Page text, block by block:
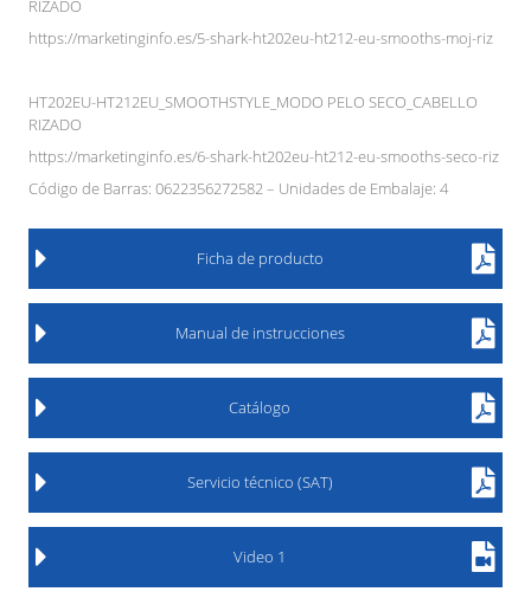
RIZADO
https://marketinginfo.es/5-shark-ht202eu-ht212-eu-smooths-moj-riz
HT202EU-HT212EU_SMOOTHSTYLE_MODO PELO SECO_CABELLO
RIZADO
https://marketinginfo.es/6-shark-ht202eu-ht212-eu-smooths-seco-riz
Código de Barras: 0622356272582 – Unidades de Embalaje: 4
Ficha de producto
Manual de instrucciones
Catálogo
Servicio técnico (SAT)
Video 1